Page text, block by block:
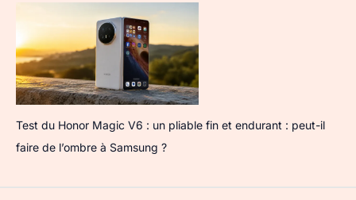
Test du Honor Magic V6 : un pliable fin et endurant : peut-il
faire de l’ombre à Samsung ?